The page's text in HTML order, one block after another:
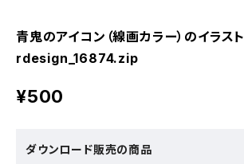
青鬼のアイコン（線画カラー）のイラスト
rdesign_16874.zip
¥500
ダウンロード販売の商品